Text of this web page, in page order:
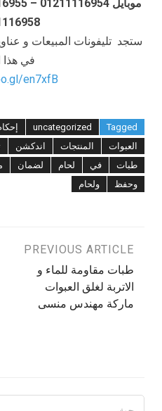
ستجد تليفونات المبيعات و
في هذا
en7xfB
Tagged
uncategorized إحكام
العبوات
المنتجات اندكشن
طبات
في لحام لضمان
وحفظ
ولحام
تصفّح
المقالات
PREVIOUS ARTICLE
طبات مقاومة للماء و
الاتربة لغلق العبوات
ماركة مهندس منسى